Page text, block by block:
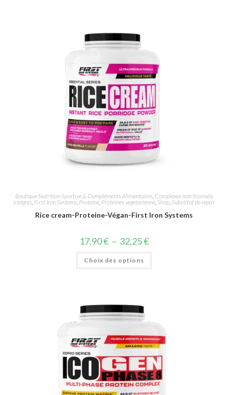
Boutique Nutrition Sportive & Compléments Alimentaires, Complexes nutritionnels
intégrés, First Iron Systems, Proteine, Proteines vegetarienne, Shop, Substitut de repas
Rice cream-Proteine-Végan-First Iron Systems
17,90€ – 32,25€
Choix des options